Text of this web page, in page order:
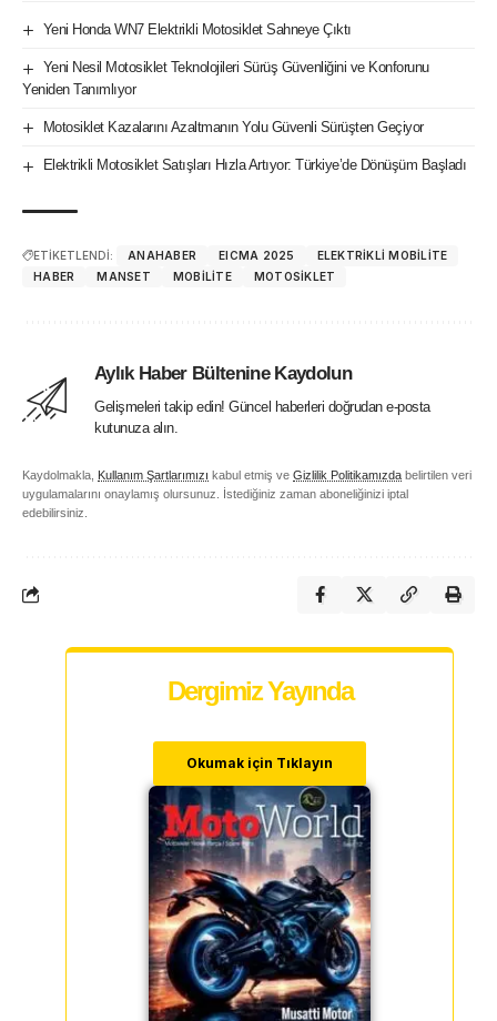
Yeni Honda WN7 Elektrikli Motosiklet Sahneye Çıktı
Yeni Nesil Motosiklet Teknolojileri Sürüş Güvenliğini ve Konforunu
Yeniden Tanımlıyor
Motosiklet Kazalarını Azaltmanın Yolu Güvenli Sürüşten Geçiyor
Elektrikli Motosiklet Satışları Hızla Artıyor: Türkiye’de Dönüşüm Başladı
ETİKETLENDİ: ANAHABER EICMA 2025
ELEKTRIKLI MOBILITE
HABER
MANSET MOBILITE MOTOSIKLET
Aylık Haber Bültenine Kaydolun
Gelişmeleri takip edin! Güncel haberleri doğrudan e-posta
kutunuza alın.
Kaydolmakla, Kullanım Şartlarımızı kabul etmiş ve Gizlilik Politikamızda belirtilen veri
uygulamalarını onaylamış olursunuz. İstediğiniz zaman aboneliğinizi iptal
edebilirsiniz.
Dergimiz Yayında
Okumak için Tıklayın